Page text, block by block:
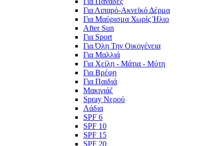
Για Λιπαρό-Ακνεϊκό Δέρμα
Για Μαύρισμα Χωρίς Ήλιο
After Sun
Για Sport
Για Όλη Την Οικογένεια
Για Μαλλιά
Για Χείλη - Μάτια - Μύτη
Για Βρέφη
Για Παιδιά
Μακιγιάζ
Spray Νερού
Λάδια
SPF 6
SPF 10
SPF 15
SPF 20